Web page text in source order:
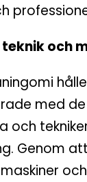
teknik och
med
och
Genom